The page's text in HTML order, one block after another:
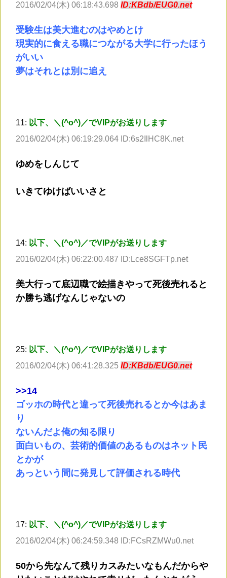
2016/02/04(木) 06:18:43.698 ID:KBdb/EUG0.net
受験生は美大進むのはやめとけ
現実的に食える職につながる大学に行ったほう
がいい
夢はそれとは別に追え
11: 以下、＼(^o^)／でVIPがお送りします
2016/02/04(木) 06:19:29.064 ID:6s2IlHC8K.net
ゆめをしんじて
いきてゆけばいいさと
14: 以下、＼(^o^)／でVIPがお送りします
2016/02/04(木) 06:22:00.487 ID:Lce8SGFTp.net
美大行って底辺職で絵描きやって死後売れると
か勝ち逃げなんじゃないの
25: 以下、＼(^o^)／でVIPがお送りします
2016/02/04(木) 06:41:28.325 ID:KBdb/EUG0.net
>>14
ゴッホの時代と違って死後売れるとか今はあま
り
ないんだよ俺の知る限り
面白いもの、芸術的価値のあるものはネット民
とかが
あっという間に発見して評価される時代
17: 以下、＼(^o^)／でVIPがお送りします
2016/02/04(木) 06:24:59.348 ID:FCsRZMWu0.net
50から先なんて残りカスみたいなもんだからや